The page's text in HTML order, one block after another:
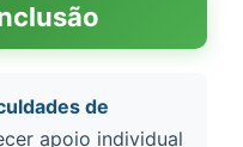
de
apoio individual